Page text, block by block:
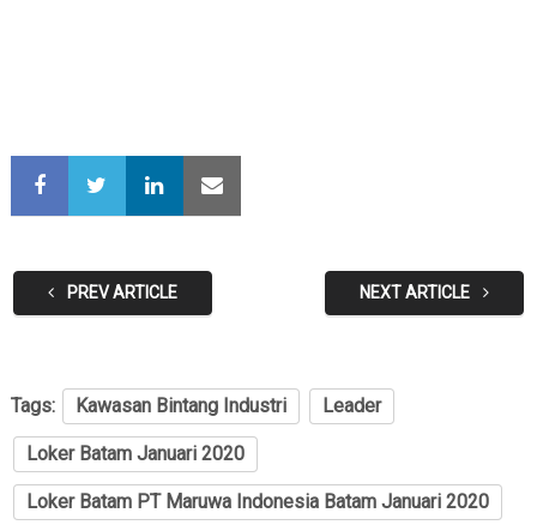
PREV ARTICLE NEXT ARTICLE
Tags: Kawasan Bintang Industri Leader
Loker Batam Januari 2020
Loker Batam PT Maruwa Indonesia Batam Januari 2020